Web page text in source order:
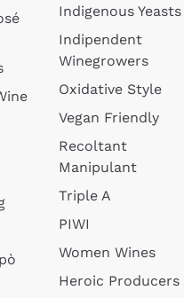
Indigenous Yeasts
Indipendent
Winegrowers
Oxidative Style
Vegan Friendly
Recoltant
Manipulant
Triple A
PIWI
Women Wines
Heroic Producers